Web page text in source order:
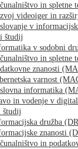
in spletne
videoiger in
v
študij
v sodobni
in spletne
znanosti
varnost
informatika
in vodenje v
študij
družba
znanosti
in